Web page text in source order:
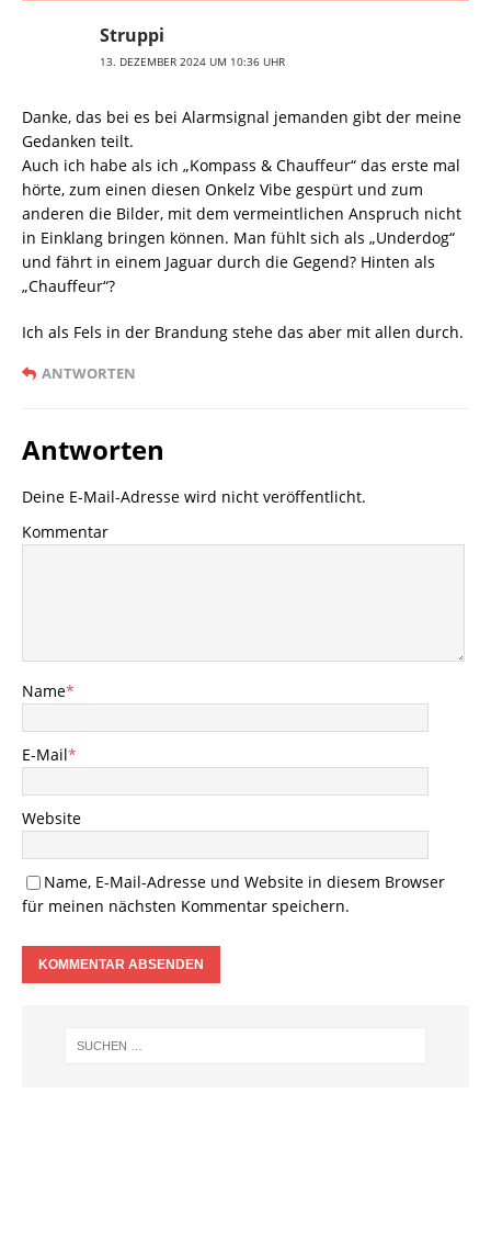
Struppi
13. DEZEMBER 2024 UM 10:36 UHR
Danke, das bei es bei Alarmsignal jemanden gibt der meine
Gedanken teilt.
Auch ich habe als ich „Kompass & Chauffeur“ das erste mal
hörte, zum einen diesen Onkelz Vibe gespürt und zum
anderen die Bilder, mit dem vermeintlichen Anspruch nicht
in Einklang bringen können. Man fühlt sich als „Underdog“
und fährt in einem Jaguar durch die Gegend? Hinten als
„Chauffeur“?
Ich als Fels in der Brandung stehe das aber mit allen durch.
ANTWORTEN
Antworten
Deine E-Mail-Adresse wird nicht veröffentlicht.
Kommentar
Name*
E-Mail*
Website
Name, E-Mail-Adresse und Website in diesem Browser
für meinen nächsten Kommentar speichern.